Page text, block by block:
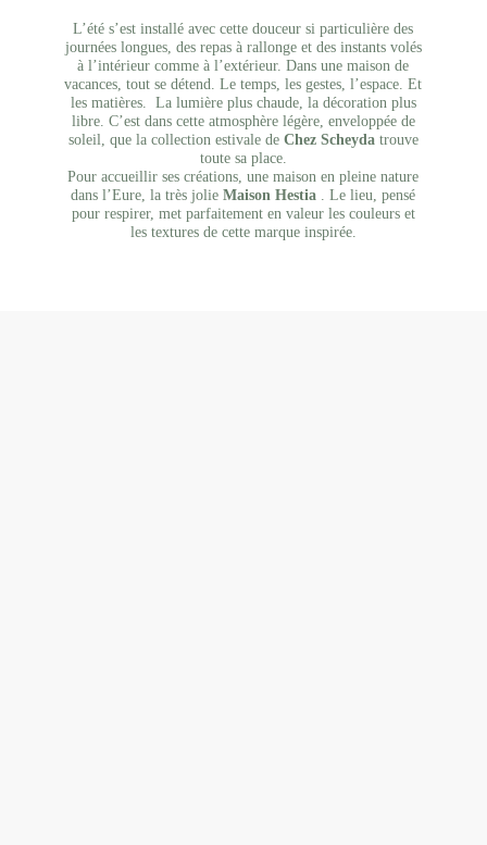
L’été s’est installé avec cette douceur si particulière des
journées longues, des repas à rallonge et des instants volés
à l’intérieur comme à l’extérieur. Dans une maison de
vacances, tout se détend. Le temps, les gestes, l’espace. Et
les matières. La lumière plus chaude, la décoration plus
libre. C’est dans cette atmosphère légère, enveloppée de
soleil, que la collection estivale de Chez Scheydatrouve
toute sa place.
Pour accueillir ses créations, une maison en pleine nature
dans l’Eure, la très jolieMaison Hestia . Le lieu, pensé
pour respirer, met parfaitement en valeur les couleurs et
les textures de cette marque inspirée.